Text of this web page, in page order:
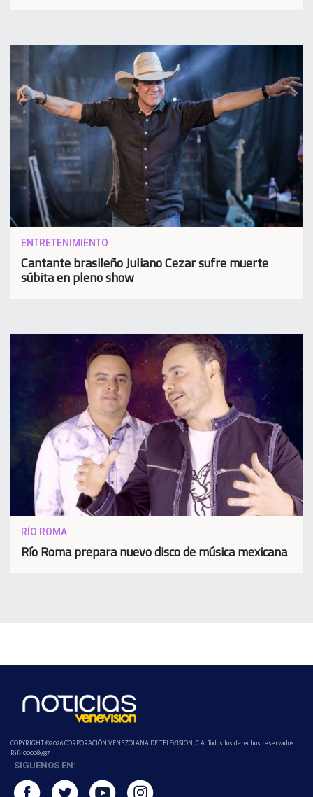
ENTRETENIMIENTO
Cantante brasileño Juliano Cezar sufre muerte
súbita en pleno show
RÍO ROMA
Río Roma prepara nuevo disco de música mexicana
COPYRIGHT ©2026 CORPORACIÓN VENEZOLANA DE TELEVISION, C.A. Todos los derechos reservados.
Rif-j000089337
SIGUENOS EN: